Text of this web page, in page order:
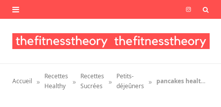
I
s
a
Accueil »
Recettes
Healthy
»
Recettes
Sucrées
»
Petits-
déjeûners
» pancakes healthy : la recette traditionnelle mais.. un peu plus light!